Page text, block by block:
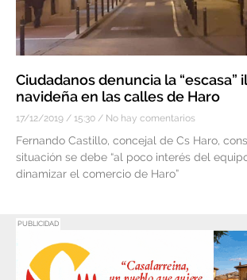
Ciudadanos denuncia la “escasa”
navideña en las calles de Haro
17/12/2019 15:30 No hay comentarios
Fernando Castillo, concejal de Cs Haro,
situación se debe “al poco interés del
dinamizar el comercio de Haro”
PUBLICIDAD